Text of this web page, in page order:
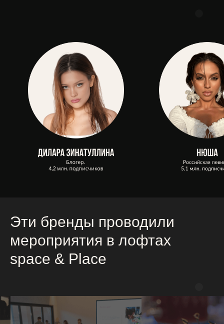
Эти бренды проводили
мероприятия в лофтах
spaсe & Place